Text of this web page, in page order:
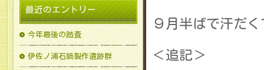
９月半ばで汗だ
＜追記＞
最近のエントリー
今年最後の踏査
伊佐ノ浦石鍋製作遺跡群